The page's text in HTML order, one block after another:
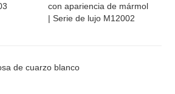
con apariencia de mármol
| Serie de lujo M12002
de cuarzo blanco